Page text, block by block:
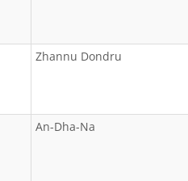
Zhannu Dondru
An-Dha-Na